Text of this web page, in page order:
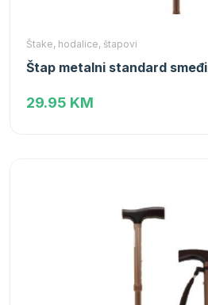
Štake, hodalice, štapovi
Štap metalni standard smeđi
29.95 KM